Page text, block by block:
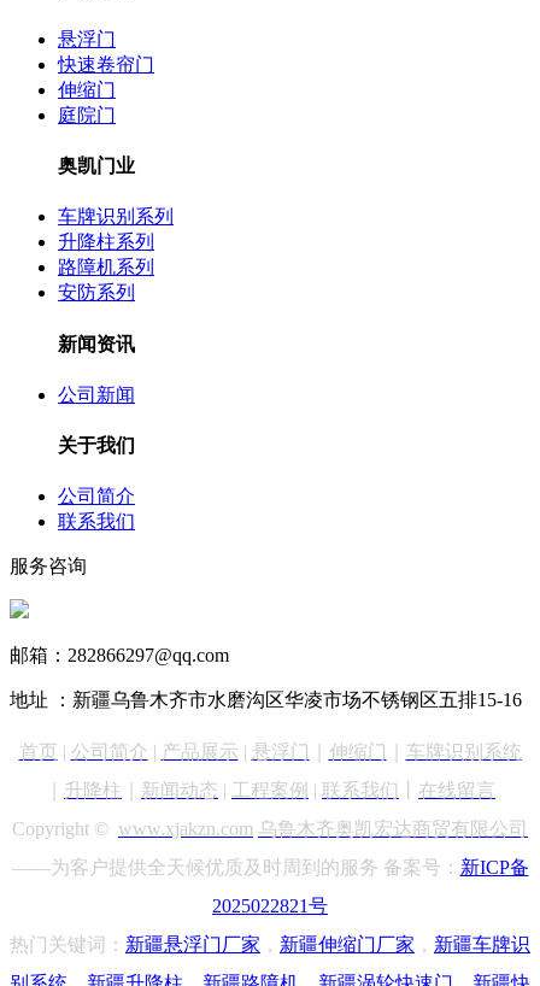
悬浮门
快速卷帘门
伸缩门
庭院门
奥凯门业
车牌识别系列
升降柱系列
路障机系列
安防系列
新闻资讯
公司新闻
关于我们
公司简介
联系我们
服务咨询
邮箱：282866297@qq.com
地址 ：新疆乌鲁木齐市水磨沟区华凌市场不锈钢区五排15-16
首页 | 公司简介 | 产品展示 | 悬浮门 伸缩门 车牌识别 系统
升降柱 新闻动态 | 工程案例 | 联系我们
在线留言
Copyright © www.xjakzn.com 乌鲁木齐奥凯宏达商贸有限公司
——为客户提供全天候优质及时周到的服务 备案号： 新ICP备
2025022821号
热门关键词： 新疆悬浮门厂家 ， 新疆伸缩门厂家 ， 新疆车牌识